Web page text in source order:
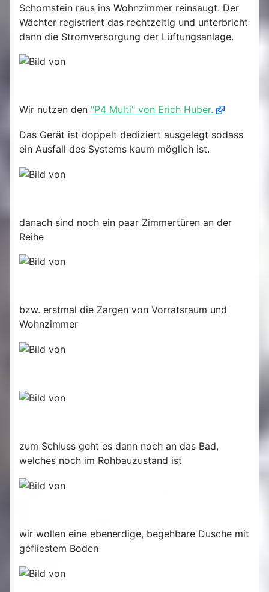
Schornstein raus ins Wohnzimmer reinsaugt. Der
Wächter registriert das rechtzeitig und unterbricht
dann die Stromversorgung der Lüftungsanlage.
Wir nutzen den "P4 Multi" von Erich Huber.
Das Gerät ist doppelt dediziert ausgelegt sodass
ein Ausfall des Systems kaum möglich ist.
danach sind noch ein paar Zimmertüren an der
Reihe
bzw. erstmal die Zargen von Vorratsraum und
Wohnzimmer
zum Schluss geht es dann noch an das Bad,
welches noch im Rohbauzustand ist
wir wollen eine ebenerdige, begehbare Dusche mit
gefliestem Boden